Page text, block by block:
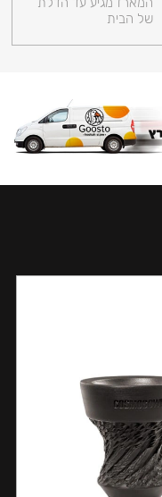
של הבית